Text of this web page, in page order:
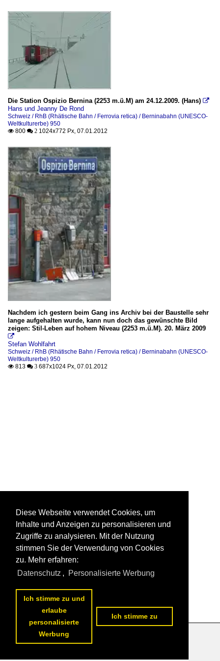
Die Station Ospizio Bernina (2253 m.ü.M) am 24.12.2009. (Hans) 
Hans und Jeanny De Rond
Schweiz / RhB (Rhätische Bahn / Ferrovia retica) / Berninabahn (UNESCO-
Weltkulturerbe) 950
 800  2 1024x772 Px, 07.01.2012
Nachdem ich gestern beim Gang ins Archiv bei der Baustelle sehr
lange aufgehalten wurde, kann nun doch das gewünschte Bild
zeigen: Stil-Leben auf hohem Niveau (2253 m.ü.M). 20. März 2009

Stefan Wohlfahrt
Schweiz / RhB (Rhätische Bahn / Ferrovia retica) / Berninabahn (UNESCO-
Weltkulturerbe) 950
 813  3 687x1024 Px, 07.01.2012
Diese Webseite verwendet Cookies, um
Inhalte und Anzeigen zu personalisieren und
Zugriffe zu analysieren. Mit der Nutzung
stimmen Sie der Verwendung von Cookies
zu. Mehr erfahren:
Datenschutz , Personalisierte Werbung
Ich stimme zu und
erlaube
personalisierte
Werbung
Ich stimme zu